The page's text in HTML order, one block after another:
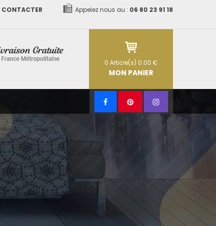
CONTACTER Appelez nous au : 06 80 23 91 18
0 Article(s) 0.00 €
MON PANIER